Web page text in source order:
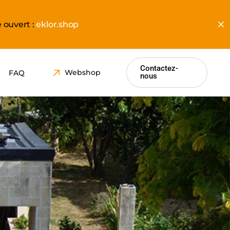
ouvert : eklor.shop
FAQ Webshop
Contactez-
nous